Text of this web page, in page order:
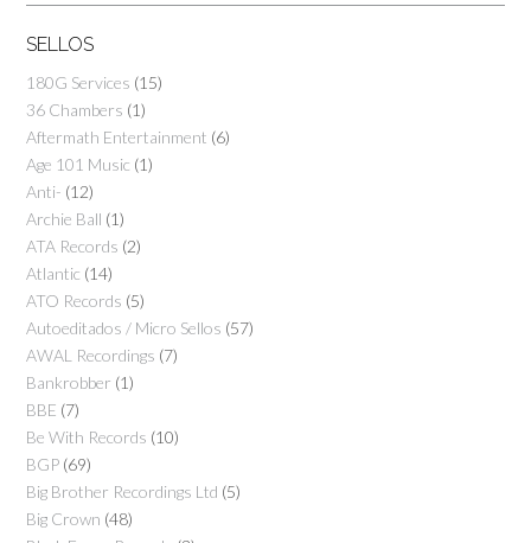
SELLOS
180G Services (15)
36 Chambers (1)
Aftermath Entertainment (6)
Age 101 Music (1)
Anti- (12)
Archie Ball (1)
ATA Records (2)
Atlantic (14)
ATO Records (5)
Autoeditados / Micro Sellos (57)
AWAL Recordings (7)
Bankrobber (1)
BBE (7)
Be With Records (10)
BGP (69)
Big Brother Recordings Ltd (5)
Big Crown (48)